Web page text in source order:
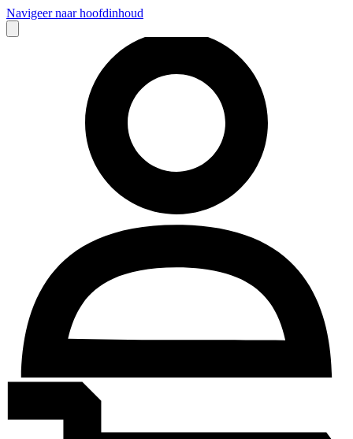
Navigeer naar hoofdinhoud